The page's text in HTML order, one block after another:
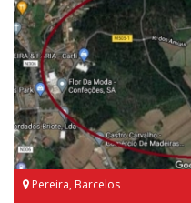
Pereira, Barcelos